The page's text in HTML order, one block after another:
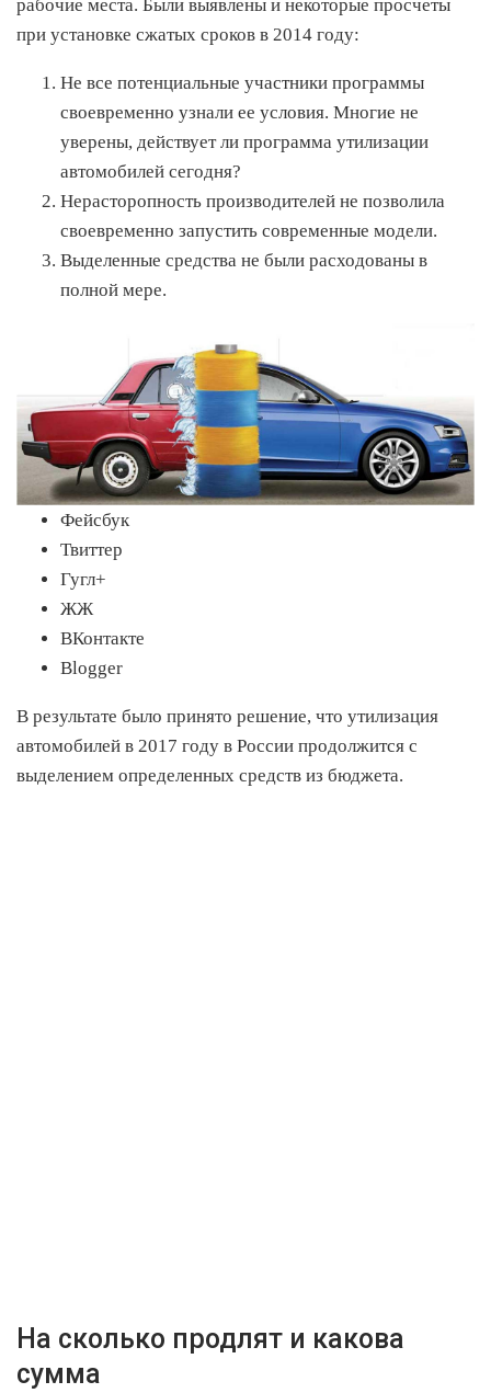
рабочие места. Были выявлены и некоторые просчеты
при установке сжатых сроков в 2014 году:
Не все потенциальные участники программы
своевременно узнали ее условия. Многие не
уверены, действует ли программа утилизации
автомобилей сегодня?
Нерасторопность производителей не позволила
своевременно запустить современные модели.
Выделенные средства не были расходованы в
полной мере.
Фейсбук
Твиттер
Гугл+
ЖЖ
ВКонтакте
Blogger
В результате было принято решение, что утилизация
автомобилей в 2017 году в России продолжится с
выделением определенных средств из бюджета.
На сколько продлят и какова
сумма